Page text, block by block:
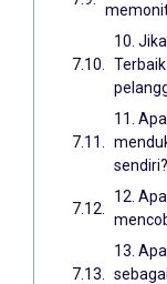
10.
11.
sendiri?
12.
13.